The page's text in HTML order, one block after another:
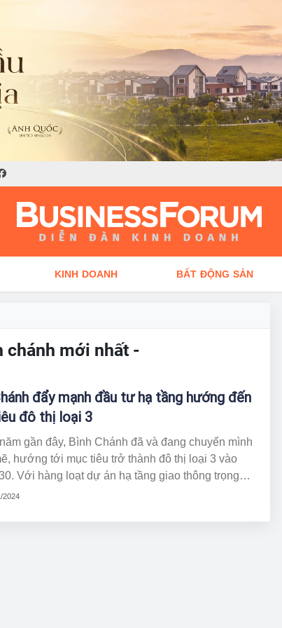
KINH DOANH BẤT ĐỘNG SẢN
chánh mới nhất -
đẩy mạnh đầu tư hạ tầng hướng đến
đô thị loại 3
gần đây, Bình Chánh đã và đang chuyển mình
hướng tới mục tiêu trở thành đô thị loại 3 vào
Với hàng loạt dự án hạ tầng giao thông trọng
được triển khai, Bình Chánh hứa hẹn mang đến
2024